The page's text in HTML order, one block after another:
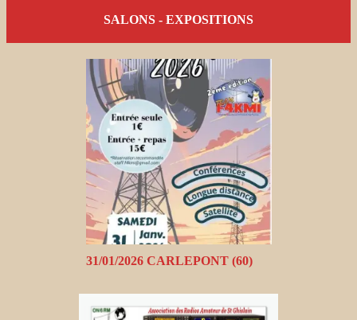
SALONS - EXPOSITIONS
31/01/2026 CARLEPONT (60)